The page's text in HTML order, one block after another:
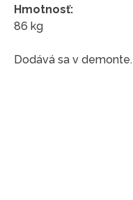
Hmotnosť:
86 kg
Dodává sa v demonte.